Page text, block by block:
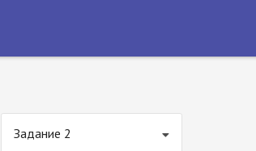
Задание 2